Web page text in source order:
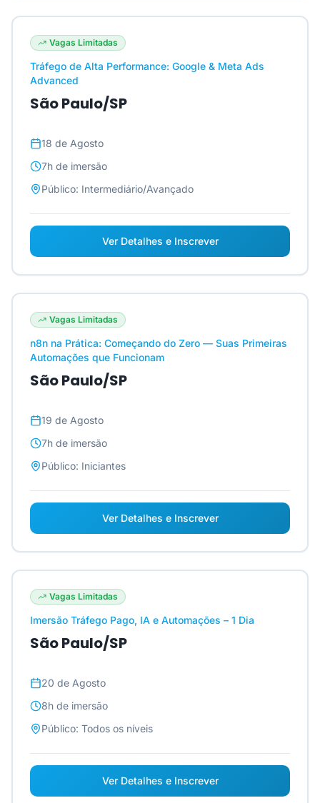
Vagas Limitadas
Tráfego de Alta Performance: Google & Meta Ads
Advanced
São Paulo/SP
18 de Agosto
7h de imersão
Público: Intermediário/Avançado
Ver Detalhes e Inscrever
Vagas Limitadas
n8n na Prática: Começando do Zero — Suas Primeiras
Automações que Funcionam
São Paulo/SP
19 de Agosto
7h de imersão
Público: Iniciantes
Ver Detalhes e Inscrever
Vagas Limitadas
Imersão Tráfego Pago, IA e Automações – 1 Dia
São Paulo/SP
20 de Agosto
8h de imersão
Público: Todos os níveis
Ver Detalhes e Inscrever